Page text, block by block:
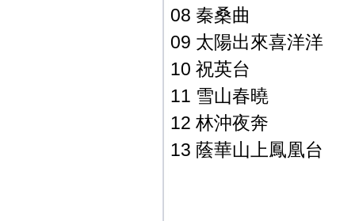
08 秦桑曲
09 太陽出來喜洋洋
10 祝英台
11 雪山春曉
12 林沖夜奔
13 蔭華山上鳳凰台